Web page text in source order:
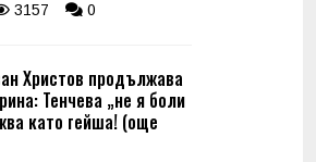
3157 0
Христов продължава
Тенчева „не я боли
като гейша! (още